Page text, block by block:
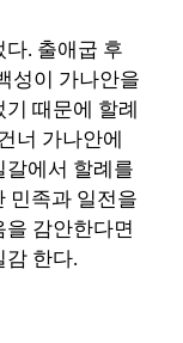
. 출애굽 후
성이 가나안을
때문에 할례
너 가나안에
갈에서 할례를
민족과 일전을
감안한다면
감 한다.